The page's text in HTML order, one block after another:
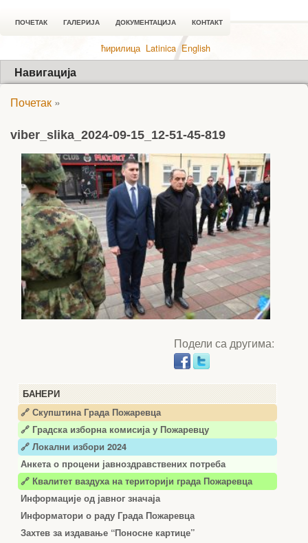
ПОЧЕТАК ГАЛЕРИЈА ДОКУМЕНТАЦИЈА КОНТАКТ
ћирилица Latinica English
Навигација
БАНЕРИ
🔗 Скупштина Града Пожаревца
🔗 Градска изборна комисија у Пожаревцу
🔗 Локални избори 2024
Анкета о процени јавноздравствених потреба
🔗 Квалитет ваздуха на територији града Пожаревца
Информације од јавног значаја
Информатори о раду Града Пожаревца
Захтев за издавање “Поносне картице”
Почетак »
viber_slika_2024-09-15_12-51-45-819
Подели са другима: